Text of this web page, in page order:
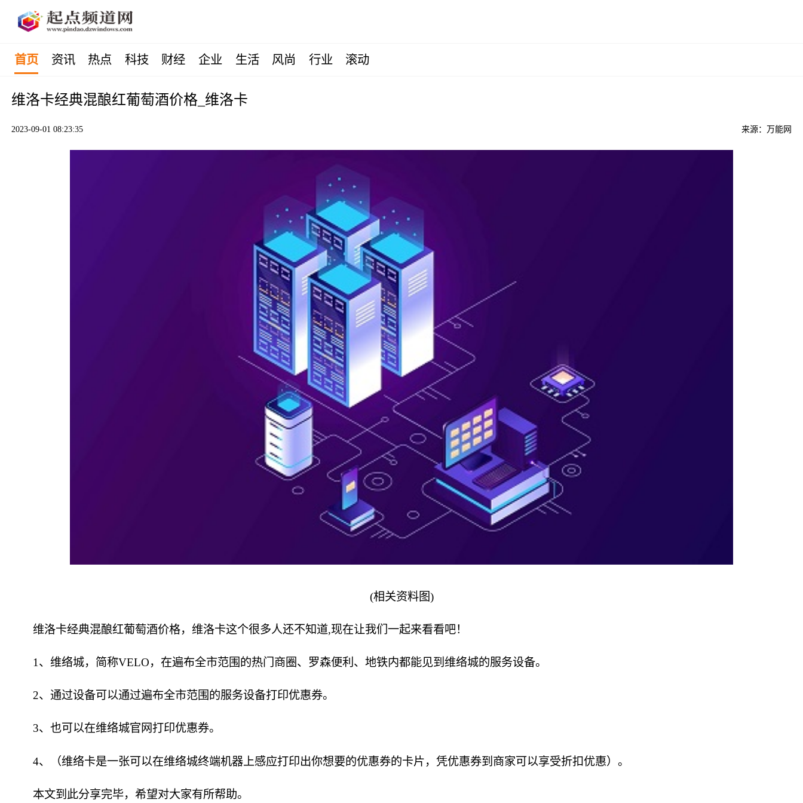
首页 资讯 热点 科技 财经 企业 生活 风尚 行业 滚动
维洛卡经典混酿红葡萄酒价格_维洛卡
2023-09-01 08:23:35 来源：万能网
(相关资料图)
维洛卡经典混酿红葡萄酒价格，维洛卡这个很多人还不知道,现在让我们一起来看看吧！
1、维络城，简称VELO，在遍布全市范围的热门商圈、罗森便利、地铁内都能见到维络城的服务设备。
2、通过设备可以通过遍布全市范围的服务设备打印优惠券。
3、也可以在维络城官网打印优惠券。
4、（维络卡是一张可以在维络城终端机器上感应打印出你想要的优惠券的卡片，凭优惠券到商家可以享受折扣优惠）。
本文到此分享完毕，希望对大家有所帮助。